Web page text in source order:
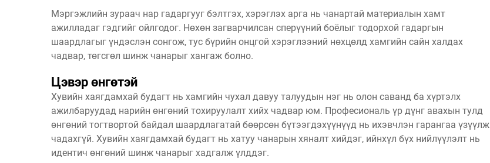
Мэргэжлийн зураач нар гадаргууг бэлтгэх, хэрэглэх арга нь чанартай материалын хамт
ажилладаг гэдгийг ойлгодог. Нөхөн загварчилсан сперүүний боёлыг тодорхой гадаргын
шаардлагыг үндэслэн сонгож, тус бүрийн онцгой хэрэглээний нөхцөлд хамгийн сайн халдах
чадвар, төгсгөл шинж чанарыг хангаж болно.
Цэвэр өнгөтэй
Хувийн хаягдамхай будагт нь хамгийн чухал давуу талуудын нэг нь олон саванд ба хүртэлх
ажилбаруудад нарийн өнгөний тохируулалт хийх чадвар юм. Професиональ үр дүнг авахын тулд
өнгөний тогтвортой байдал шаардлагатай бөөрсөн бүтээгдэхүүнүүд нь ихэвчлэн гарангаа үзүүлж
чадахгүй. Хувийн хаягдамхай будагт нь хатуу чанарын хяналт хийдэг, ийнхүл бүх нийлүүлэлт нь
идентич өнгөний шинж чанарыг хадгалж үлддэг.